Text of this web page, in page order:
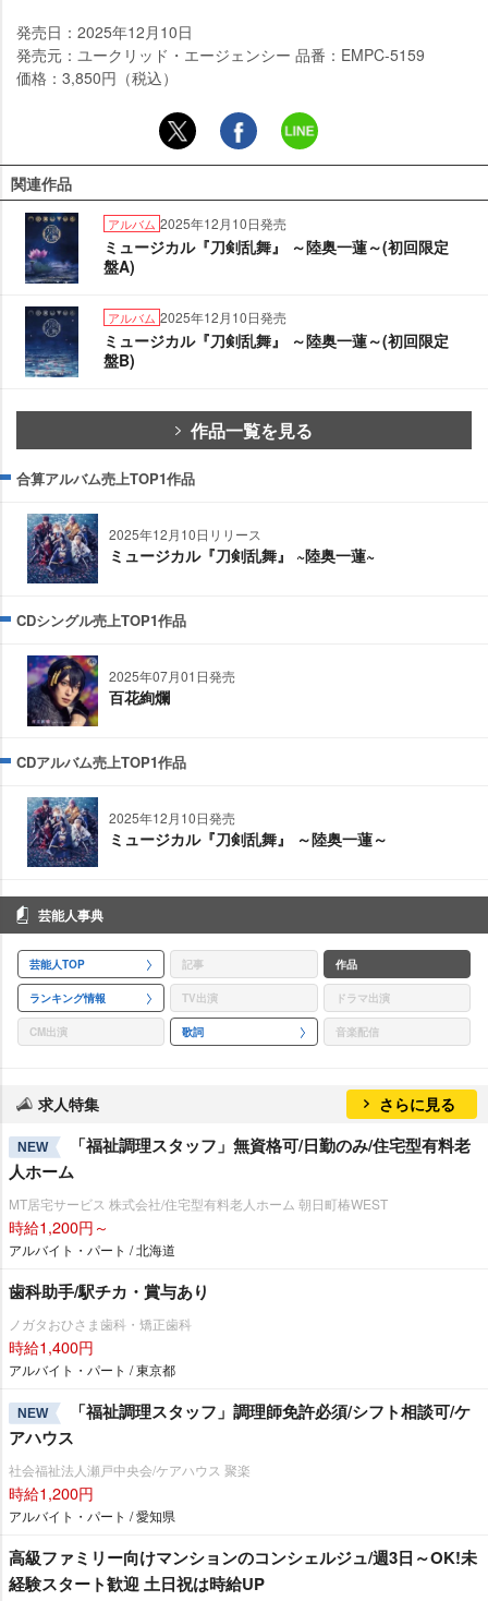
発売日：2025年12月10日
発売元：ユークリッド・エージェンシー 品番：EMPC-5159
価格：3,850円（税込）
関連作品
アルバム 2025年12月10日発売
ミュージカル『刀剣乱舞』 ～陸奥一蓮～(初回限定
盤A)
アルバム 2025年12月10日発売
ミュージカル『刀剣乱舞』 ～陸奥一蓮～(初回限定
盤B)
作品一覧を見る
合算アルバム売上TOP1作品
2025年12月10日リリース
ミュージカル『刀剣乱舞』 ~陸奥一蓮~
CDシングル売上TOP1作品
2025年07月01日発売
百花絢爛
CDアルバム売上TOP1作品
2025年12月10日発売
ミュージカル『刀剣乱舞』 ～陸奥一蓮～
芸能人事典
芸能人TOP 記事 作品
ランキング情報 TV出演 ドラマ出演
CM出演 歌詞 音楽配信
求人特集 さらに見る
NEW
「福祉調理スタッフ」無資格可/日勤のみ/住宅型有料老
人ホーム
MT居宅サービス 株式会社/住宅型有料老人ホーム 朝日町椿WEST
時給1,200円～
アルバイト・パート / 北海道
歯科助手/駅チカ・賞与あり
ノガタおひさま歯科・矯正歯科
時給1,400円
アルバイト・パート / 東京都
NEW
「福祉調理スタッフ」調理師免許必須/シフト相談可/ケ
アハウス
社会福祉法人瀬戸中央会/ケアハウス 聚楽
時給1,200円
アルバイト・パート / 愛知県
高級ファミリー向けマンションのコンシェルジュ/週3日～OK!未
経験スタート歓迎 土日祝は時給UP